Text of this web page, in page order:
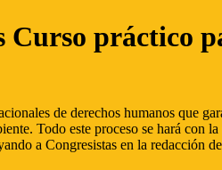
Curso práctico
de derechos humanos que
Todo este proceso se hará con
a Congresistas en la redacción